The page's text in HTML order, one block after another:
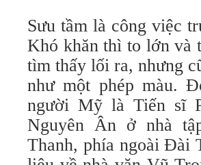
Sưu tầm là công việc
Khó khăn thì to lớn và
tìm thấy lối ra, nhưng
như một phép màu.
người Mỹ là Tiến sĩ
Nguyên Ân ở nhà
Thanh, phía ngoài Đài